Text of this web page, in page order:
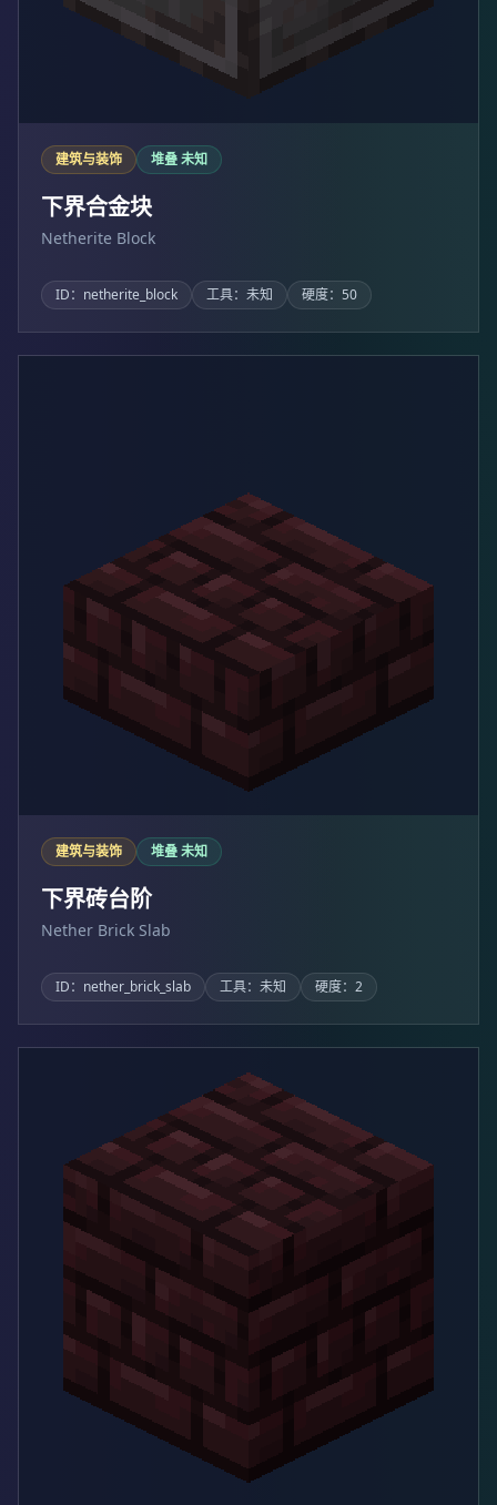
建筑与装饰 堆叠 未知
下界合金块
Netherite Block
ID：netherite_block 工具：未知 硬度：50
建筑与装饰 堆叠 未知
下界砖台阶
Nether Brick Slab
ID：nether_brick_slab 工具：未知 硬度：2